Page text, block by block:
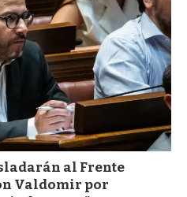
al Frente
Valdomir por